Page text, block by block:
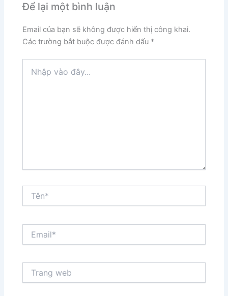
Để lại một bình luận
Email của bạn sẽ không được hiển thị công khai.
Các trường bắt buộc được đánh dấu *
vào
web